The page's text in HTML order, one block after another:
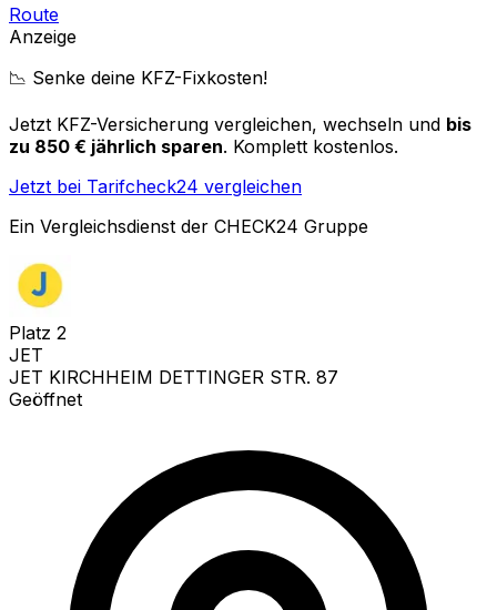
Route
Anzeige
📉 Senke deine KFZ-Fixkosten!
Jetzt KFZ-Versicherung vergleichen, wechseln und bis
zu 850 € jährlich sparen. Komplett kostenlos.
Jetzt bei Tarifcheck24 vergleichen
Ein Vergleichsdienst der CHECK24 Gruppe
Platz 2
JET
JET KIRCHHEIM DETTINGER STR. 87
Geöffnet